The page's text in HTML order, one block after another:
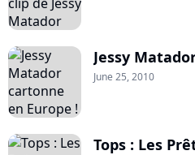
Jessy
June 25, 2010
Tops : Les